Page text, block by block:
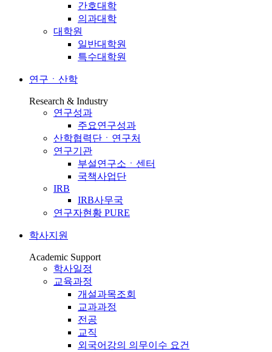
간호대학
의과대학
대학원
일반대학원
특수대학원
연구ㆍ산학
Research & Industry
연구성과
주요연구성과
산학협력단ㆍ연구처
연구기관
부설연구소ㆍ센터
국책사업단
IRB
IRB사무국
연구자현황 PURE
학사지원
Academic Support
학사일정
교육과정
개설과목조회
교과과정
전공
교직
외국어강의 의무이수 요건